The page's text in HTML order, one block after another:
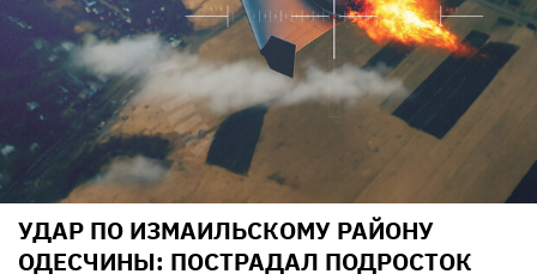
УДАР ПО ИЗМАИЛЬСКОМУ РАЙОНУ
ОДЕСЧИНЫ: ПОСТРАДАЛ ПОДРОСТОК